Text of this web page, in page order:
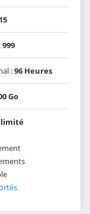
15
999
:96 Heures
Go